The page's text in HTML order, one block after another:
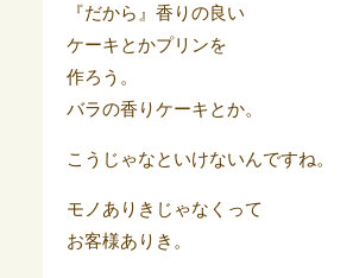
『だから』香りの良い
ケーキとかプリンを
作ろう。
バラの香りケーキとか。
こうじゃなといけないんですね。
モノありきじゃなくって
お客様ありき。